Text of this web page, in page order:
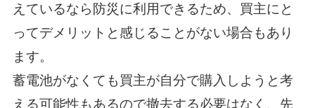
えているなら防災に利用できるため、買主にと
ってデメリットと感じることがない場合もあり
ます。
蓄電池がなくても買主が自分で購入しようと考
える可能性もあるので撤去する必要はなく、先